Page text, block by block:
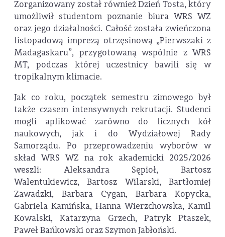
Zorganizowany został również Dzień Tosta, który
umożliwił studentom poznanie biura WRS WZ
oraz jego działalności. Całość została zwieńczona
listopadową imprezą otrzęsinową „Pierwszaki z
Madagaskaru”, przygotowaną wspólnie z WRS
MT, podczas której uczestnicy bawili się w
tropikalnym klimacie.
Jak co roku, początek semestru zimowego był
także czasem intensywnych rekrutacji. Studenci
mogli aplikować zarówno do licznych kół
naukowych, jak i do Wydziałowej Rady
Samorządu. Po przeprowadzeniu wyborów w
skład WRS WZ na rok akademicki 2025/2026
weszli: Aleksandra Sępioł, Bartosz
Walentukiewicz, Bartosz Wilarski, Bartłomiej
Zawadzki, Barbara Cygan, Barbara Kopycka,
Gabriela Kamińska, Hanna Wierzchowska, Kamil
Kowalski, Katarzyna Grzech, Patryk Ptaszek,
Paweł Bańkowski oraz Szymon Jabłoński.